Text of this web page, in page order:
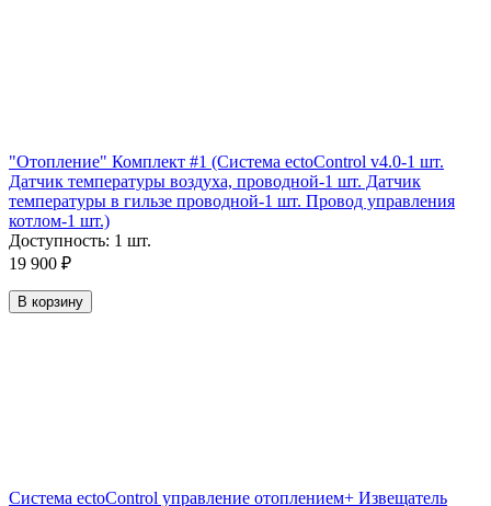
"Отопление" Комплект #1 (Система ectoControl v4.0-1 шт.
Датчик температуры воздуха, проводной-1 шт. Датчик
температуры в гильзе проводной-1 шт. Провод управления
котлом-1 шт.)
Доступность: 1 шт.
19 900 ₽
В корзину
Система ectoControl управление отоплением+ Извещатель